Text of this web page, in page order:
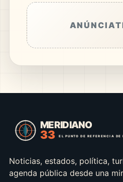
Noticias, estados, política,
agenda pública desde una